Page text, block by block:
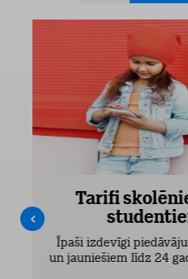
Tarifi
Īpaši izdevīgi
un jauniešiem līdz 24